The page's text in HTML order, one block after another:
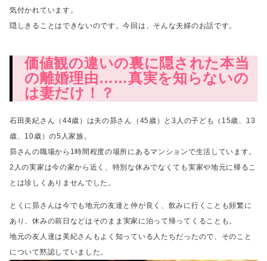
気付かれています。
隠しきることはできないのです。今回は、そんな夫婦のお話です。
価値観の違いの裏に隠された本当
の離婚理由……真実を知らないの
は妻だけ！？
石田美紀さん（44歳）は夫の昴さん（45歳）と3人の子ども（15歳、13
歳、10歳）の5人家族。
昴さんの職場から1時間程度の場所にあるマンションで生活しています。
2人の実家は今の家から近く、特別な休みでなくても 実家や地元に帰るこ
とは珍しくありませんでした。
とくに昴さんは今でも地元の友達と仲が良く、飲みに行くことも頻繁に
あり、休みの前日などはそのまま実家に泊って帰ってくることも。
地元の友人達は美紀さんもよく知っている人たちだったので、 そのこと
について黙認していました。